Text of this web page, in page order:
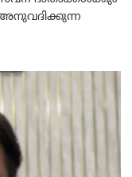
അനുവദിക്കുന്ന